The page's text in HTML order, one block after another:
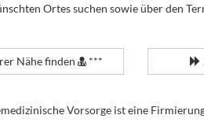
Ortes suchen sowie über den
Nähe finden ***
Vorsorge ist eine